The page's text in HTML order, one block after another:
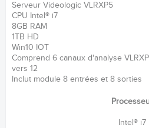
Serveur Videologic VLRXP5
CPU Intel® i7
8GB RAM
1TB HD
Win10 IOT
Comprend 6 canaux d'analyse
vers 12
Inclut module 8 entrées et 8 sorties
Intel® i7